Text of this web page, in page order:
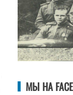
МЫ НА